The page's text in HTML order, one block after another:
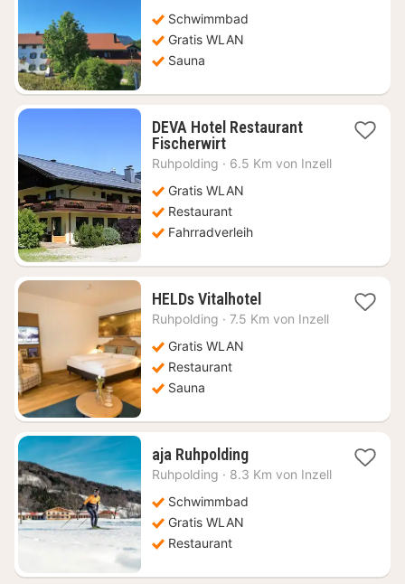
Schwimmbad
Gratis WLAN
Sauna
DEVA Hotel Restaurant
Fischerwirt1
Nacht
124,47
€
Ruhpolding · 6.5 Km von Inzell
Gratis WLAN
Restaurant
Fahrradverleih
HELDs Vitalhotel1
Nacht
Ruhpolding · 7.5 Km von Inzell
Gratis WLAN
Restaurant
Sauna
aja Ruhpolding1
Nacht
178,17
Ruhpolding · 8.3 Km von Inzell
Schwimmbad
Gratis WLAN
Restaurant